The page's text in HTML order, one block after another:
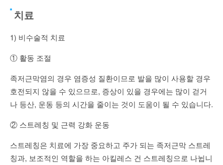
치료
1) 비수술적 치료
① 활동 조절
족저근막염의 경우 염증성 질환이므로 발을 많이 사용할 경우
호전되지 않을 수 있으므로, 증상이 있을 경우에는 많이 걷거
나 등산, 운동 등의 시간을 줄이는 것이 도움이 될 수 있습니다.
② 스트레칭 및 근력 강화 운동
스트레칭은 치료에 가장 중요하고 주가 되는 족저근막 스트레
칭과, 보조적인 역할을 하는 아킬레스 건 스트레칭으로 나뉩니